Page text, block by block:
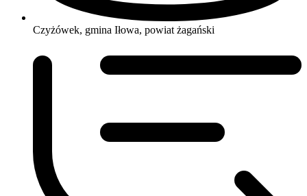
Czyżówek, gmina Iłowa, powiat żagański